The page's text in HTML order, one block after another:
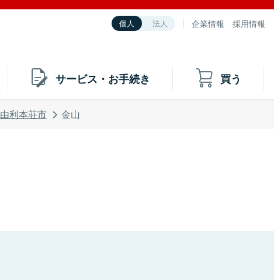
個人 法人 企業情報 採用情報
サービス・お手続き 買う
由利本荘市 金山